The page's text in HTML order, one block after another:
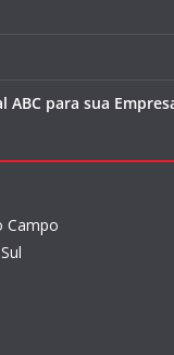
ABC para sua
Campo